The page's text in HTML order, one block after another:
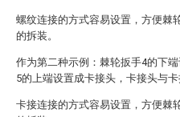
螺纹连接的方式容易设置，方便棘
的拆装。
作为第二种示例：棘轮扳手4的下
5的上端设置成卡接头，卡接头与卡
卡接连接的方式容易设置，方便棘